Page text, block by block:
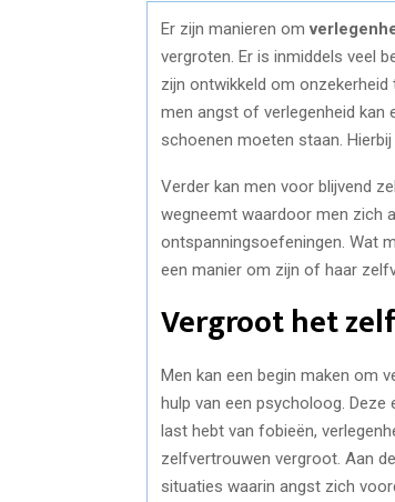
Er zijn manieren om
vergroten. Er is inmiddels veel
zijn ontwikkeld om onzekerheid
men angst of verlegenheid kan
schoenen moeten staan.
Verder kan men voor blijvend
wegneemt waardoor men zich
ontspanningsoefeningen. Wat
een manier om zijn of haar
Vergroot het
Men kan een begin maken om
hulp van een psycholoog.
last hebt van fobieën,
zelfvertrouwen vergroot. Aan
situaties waarin angst zich